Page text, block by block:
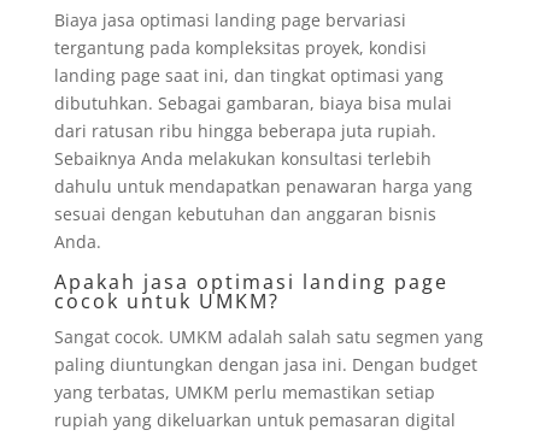
Biaya jasa optimasi landing page bervariasi
tergantung pada kompleksitas proyek, kondisi
landing page saat ini, dan tingkat optimasi yang
dibutuhkan. Sebagai gambaran, biaya bisa mulai
dari ratusan ribu hingga beberapa juta rupiah.
Sebaiknya Anda melakukan konsultasi terlebih
dahulu untuk mendapatkan penawaran harga yang
sesuai dengan kebutuhan dan anggaran bisnis
Anda.
Apakah jasa optimasi landing page
cocok untuk UMKM?
Sangat cocok. UMKM adalah salah satu segmen yang
paling diuntungkan dengan jasa ini. Dengan budget
yang terbatas, UMKM perlu memastikan setiap
rupiah yang dikeluarkan untuk pemasaran digital